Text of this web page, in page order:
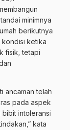
minimnya
berikutnya
ketika
fisik, tetapi
ancaman telah
pada aspek
bibit intoleransi
kata